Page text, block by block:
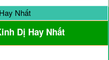
Nhất
Dị Hay Nhất